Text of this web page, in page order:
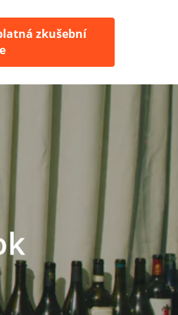
zkušební